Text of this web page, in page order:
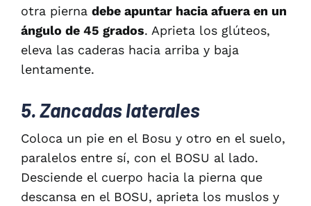
otra pierna debe apuntar hacia afuera en un
ángulo de 45 grados. Aprieta los glúteos,
eleva las caderas hacia arriba y baja
lentamente.
5. Zancadas laterales
Coloca un pie en el Bosu y otro en el suelo,
paralelos entre sí, con el BOSU al lado.
Desciende el cuerpo hacia la pierna que
descansa en el BOSU, aprieta los muslos y